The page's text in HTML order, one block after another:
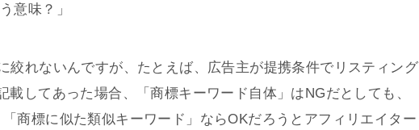
意味？」
絞れないんですが、たとえば、広告主が提携条件でリスティング
してあった場合、「商標キーワード自体」はNGだとしても、
「商標に似た類似キーワード」ならOKだろうとアフィリエイター